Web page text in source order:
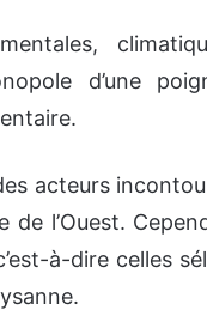
d’une
acteurs
l’Ouest.
à-dire celles